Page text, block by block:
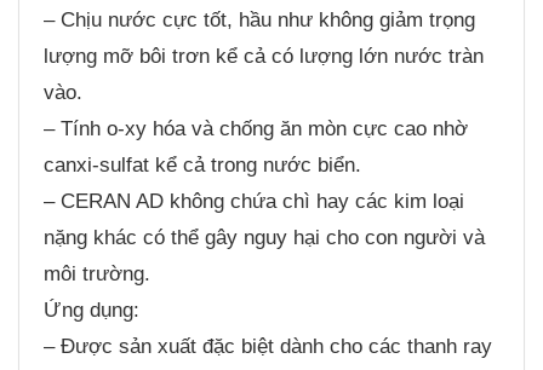
– Chịu nước cực tốt, hầu như không giảm trọng
lượng mỡ bôi trơn kể cả có lượng lớn nước tràn
vào.
– Tính o-xy hóa và chống ăn mòn cực cao nhờ
canxi-sulfat kể cả trong nước biển.
– CERAN AD không chứa chì hay các kim loại
nặng khác có thể gây nguy hại cho con người và
môi trường.
Ứng dụng:
– Được sản xuất đặc biệt dành cho các thanh ray